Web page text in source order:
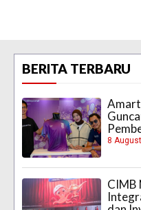
BERITA TERBARU
8
CIMB